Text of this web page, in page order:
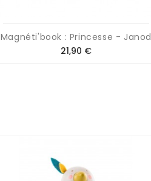
Magnéti'book : Princesse - Janod
21,90 €Prix